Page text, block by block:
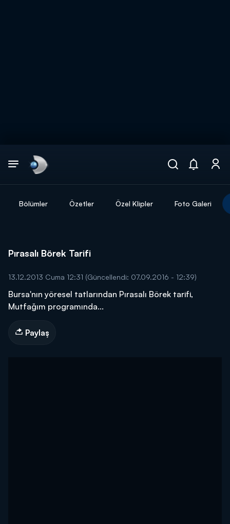
Bölümler Özetler Özel Klipler Foto Galeri
Pırasalı Börek Tarifi
13.12.2013 Cuma 12:31 (Güncellendi: 07.09.2016 - 12:39)
Bursa'nın yöresel tatlarından Pırasalı Börek tarifi,
Mutfağım programında...
Paylaş